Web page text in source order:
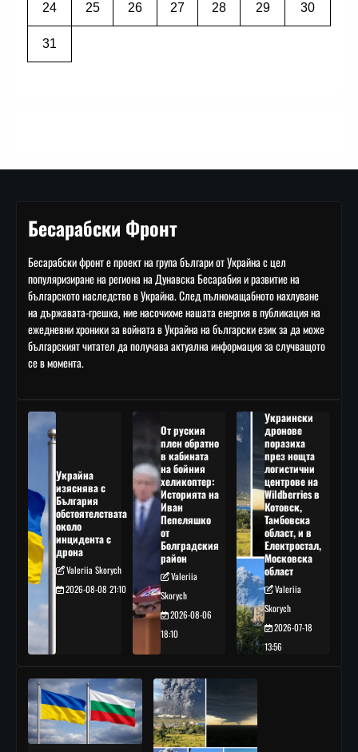
24 25 26 27 28 29 30
31
Бесарабски Фронт
Бесарабски фронт е проект на група българи от Украйна с цел
популяризиране на региона на Дунавска Бесарабия и развитие на
българското наследство в Украйна. След пълномащабното нахлуване
на държавата-грешка, ние насочихме нашата енергия в публикация на
ежедневни хроники за войната в Украйна на български език за да може
българският читател да получава актуална информация за случващото
се в момента.
Украйна
изяснява с
България
обстоятелствата
около
инцидента с
дрона
Valeriia Skorych
2026-08-08 21:10
От руския
плен обратно
в кабината
на бойния
хеликоптер:
Историята на
Иван
Пепеляшко
от
Болградския
район
Valeriia
Skorych
2026-08-06
18:10
Украински
дронове
поразиха
през нощта
логистични
центрове на
Wildberries в
Котовск,
Тамбовска
област, и в
Електростал,
Московска
област
Valeriia
Skorych
2026-07-18
13:56